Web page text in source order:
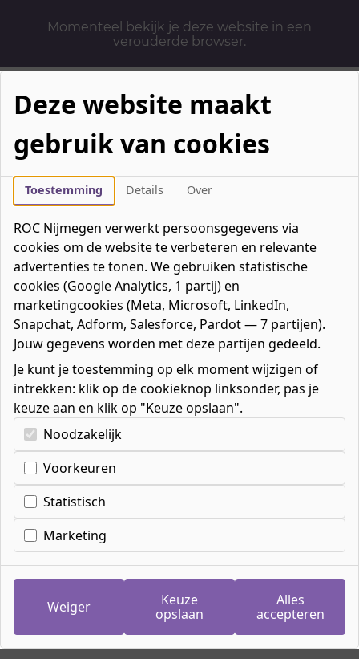
Momenteel bekijk je deze website in een
verouderde browser.
Mbo-opleidingen
Werken & Leren
Mavo / havo / vwo
Contact
Over ons
Bedrijven
Favorieten0favorieten
Mijn ROC
Zoeken
Inschrijven
meeloopdag Mbo-
Verpleegkundige
dinsdag 10 maart 2026
Je kan je niet meer inschrijven voor deze dag,
kijk hieronder voor andere dagen
Deze website maakt
gebruik van cookies
Toestemming Details Over
ROC Nijmegen verwerkt persoonsgegevens via
cookies om de website te verbeteren en relevante
advertenties te tonen. We gebruiken statistische
cookies (Google Analytics, 1 partij) en
marketingcookies (Meta, Microsoft, LinkedIn,
Snapchat, Adform, Salesforce, Pardot — 7 partijen).
Jouw gegevens worden met deze partijen gedeeld.
Je kunt je toestemming op elk moment wijzigen of
intrekken: klik op de cookieknop linksonder, pas je
keuze aan en klik op "Keuze opslaan".
Kies uw cookie-voorkeuren
Noodzakelijk
Voorkeuren
Statistisch
Marketing
Weiger
Keuze
opslaan
Alles
accepteren